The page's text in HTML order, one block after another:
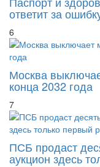
ответит за
6
Москва
конца 2032 года
7
ПСБ продаст
аукцион здесь